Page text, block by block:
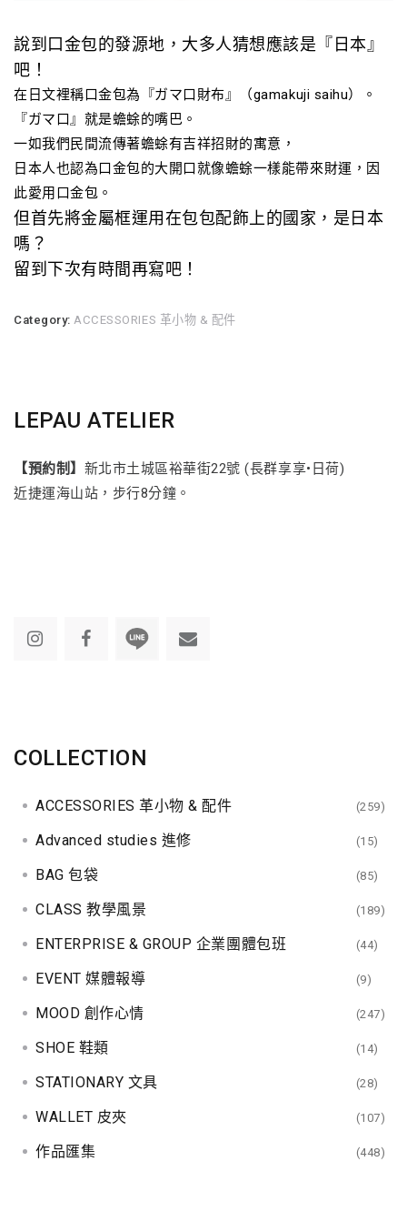
說到口金包的發源地，大多人猜想應該是『日本』
吧！
在日文裡稱口金包為『ガマ口財布』（gamakuji saihu）。
『ガマ口』就是蟾蜍的嘴巴。
一如我們民間流傳著蟾蜍有吉祥招財的寓意，
日本人也認為口金包的大開口就像蟾蜍一樣能帶來財運，因
此愛用口金包。
但首先將金屬框運用在包包配飾上的國家，是日本
嗎？
留到下次有時間再寫吧！
Category:ACCESSORIES 革小物 & 配件
LEPAU ATELIER
【預約制】 新北市土城區裕華街22號 (長群享享•日荷)
近捷運海山站，步行8分鐘。
COLLECTION
ACCESSORIES 革小物 & 配件 (259)
Advanced studies 進修 (15)
BAG 包袋 (85)
CLASS 教學風景 (189)
ENTERPRISE & GROUP 企業團體包班 (44)
EVENT 媒體報導 (9)
MOOD 創作心情 (247)
SHOE 鞋類 (14)
STATIONARY 文具 (28)
WALLET 皮夾 (107)
作品匯集 (448)